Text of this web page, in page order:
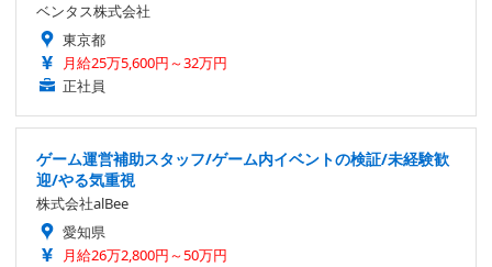
ベンタス株式会社
東京都
月給25万5,600円～32万円
正社員
ゲーム運営補助スタッフ/ゲーム内イベントの検証/未経験歓
迎/やる気重視
株式会社alBee
愛知県
月給26万2,800円～50万円